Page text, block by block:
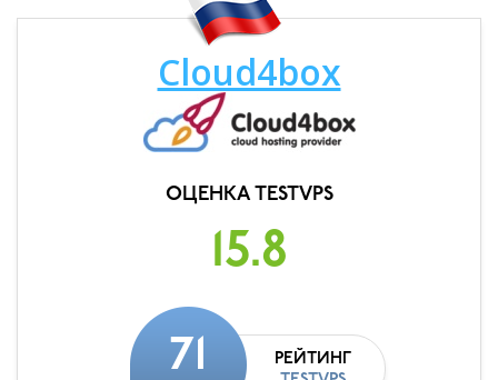
Cloud4box
ОЦЕНКА TESTVPS
15.8
71
РЕЙТИНГ